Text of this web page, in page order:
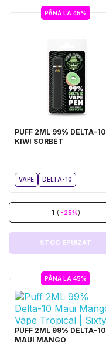
PÂNĂ LA 45%
PUFF 2ML 99% DELTA-10
KIWI SORBET
VAPE DELTA-10
1 ( -25%)
STOC EPUIZAT
PÂNĂ LA 45%
PUFF 2ML 99% DELTA-10
MAUI MANGO